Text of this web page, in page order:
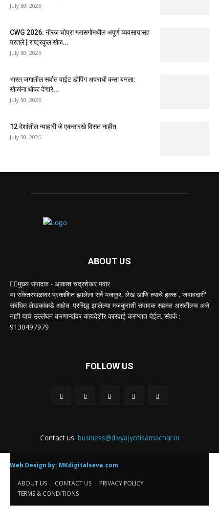
July 30, 2026
CWG 2026: नीरज चोप्रा ग्लासगोमधील अपूर्ण व्यवसायासह
परतले | राष्ट्रकुल खेळ...
July 30, 2026
भारत जगातील सर्वात वाईट डोपिंग अपराधी कसा बनला:
खेळांना धोका देणारे...
July 30, 2026
12 देशांतील न्याहारी जे एकसारखे दिसत नाहीत
July 30, 2026
ABOUT US
✍🏻मुख्य संपादक - आकाश चंद्रशेखर पवार
या संकेतस्थळावर प्रकाशित झालेला सर्व मजकूर, लेख आणि त्याचे हक्क , जबाबदारी''
संबंधित लेखकांकडे आहेत. प्रसिद्ध झालेल्या मजकुराशी संपादक सहमत असतीलच असे
नाही याचे उल्लंघन करणाऱ्यांवर कायदेशीर कारवाई करण्यात येईल. संपर्क :-
9130497979
FOLLOW US
Contact us: business@divyajyotisamachar.in
Web Design by: MKdigitalseva.com
ABOUT US CONTACT US
PRIVACY POLICY
TERMS & CONDITIONS